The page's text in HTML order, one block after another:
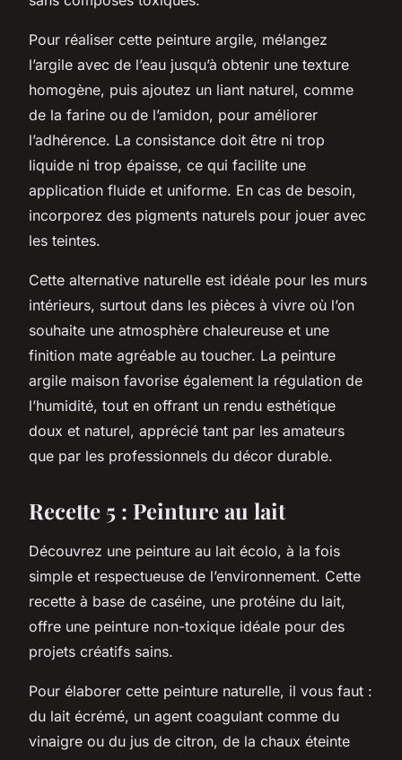
Pour réaliser cette peinture argile, mélangez
l’argile avec de l’eau jusqu’à obtenir une texture
homogène, puis ajoutez un liant naturel, comme
de la farine ou de l’amidon, pour améliorer
l’adhérence. La consistance doit être ni trop
liquide ni trop épaisse, ce qui facilite une
application fluide et uniforme. En cas de besoin,
incorporez des pigments naturels pour jouer avec
les teintes.
Cette alternative naturelle est idéale pour les murs
intérieurs, surtout dans les pièces à vivre où l’on
souhaite une atmosphère chaleureuse et une
finition mate agréable au toucher. La peinture
argile maison favorise également la régulation de
l’humidité, tout en offrant un rendu esthétique
doux et naturel, apprécié tant par les amateurs
que par les professionnels du décor durable.
Recette 5 : Peinture au lait
Découvrez une peinture au lait écolo, à la fois
simple et respectueuse de l’environnement. Cette
recette à base de caséine, une protéine du lait,
offre une peinture non-toxique idéale pour des
projets créatifs sains.
Pour élaborer cette peinture naturelle, il vous faut :
du lait écrémé, un agent coagulant comme du
vinaigre ou du jus de citron, de la chaux éteinte